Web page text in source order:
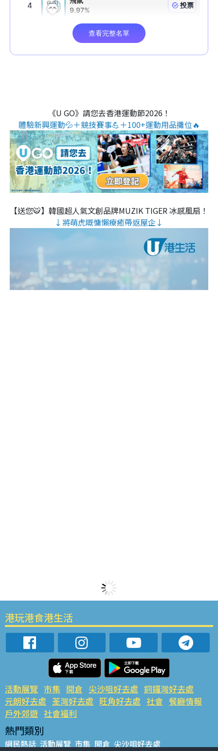
《U GO》請您去香港運動節2026！
體驗新興運動💦＋競技賽事💪＋100+運動用品攤位🔥
【送您🐯】韓國超人氣文創品牌MUZIK TIGER 冰感風扇！
↓將萌虎嘅慵懶療癒帶返屋企↓
港玩港食港生活
活動展覽 市集 開倉 尖沙咀好去處 銅鑼灣好去處
元朗好去處 荃灣好去處 旺角好去處 社會 餐廳情報
戶外郊遊 社會福利
熱門類別
網民熱話 活動展覽 市集 開倉 尖沙咀好去處